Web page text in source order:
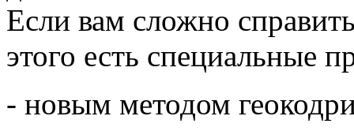
Если вам сложно
этого есть специальные
- новым методом